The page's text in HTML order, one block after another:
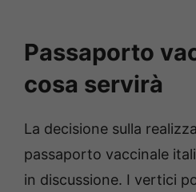
Passaporto
cosa servirà
La decisione sulla
passaporto vaccinale
in discussione. I vertici